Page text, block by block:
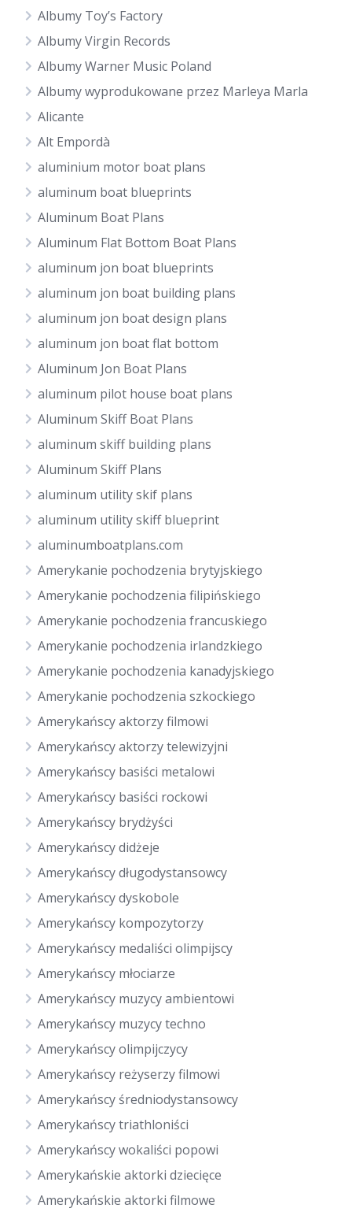
Albumy Toy’s Factory
Albumy Virgin Records
Albumy Warner Music Poland
Albumy wyprodukowane przez Marleya Marla
Alicante
Alt Empordà
aluminium motor boat plans
aluminum boat blueprints
Aluminum Boat Plans
Aluminum Flat Bottom Boat Plans
aluminum jon boat blueprints
aluminum jon boat building plans
aluminum jon boat design plans
aluminum jon boat flat bottom
Aluminum Jon Boat Plans
aluminum pilot house boat plans
Aluminum Skiff Boat Plans
aluminum skiff building plans
Aluminum Skiff Plans
aluminum utility skif plans
aluminum utility skiff blueprint
aluminumboatplans.com
Amerykanie pochodzenia brytyjskiego
Amerykanie pochodzenia filipińskiego
Amerykanie pochodzenia francuskiego
Amerykanie pochodzenia irlandzkiego
Amerykanie pochodzenia kanadyjskiego
Amerykanie pochodzenia szkockiego
Amerykańscy aktorzy filmowi
Amerykańscy aktorzy telewizyjni
Amerykańscy basiści metalowi
Amerykańscy basiści rockowi
Amerykańscy brydżyści
Amerykańscy didżeje
Amerykańscy długodystansowcy
Amerykańscy dyskobole
Amerykańscy kompozytorzy
Amerykańscy medaliści olimpijscy
Amerykańscy młociarze
Amerykańscy muzycy ambientowi
Amerykańscy muzycy techno
Amerykańscy olimpijczycy
Amerykańscy reżyserzy filmowi
Amerykańscy średniodystansowcy
Amerykańscy triathloniści
Amerykańscy wokaliści popowi
Amerykańskie aktorki dziecięce
Amerykańskie aktorki filmowe